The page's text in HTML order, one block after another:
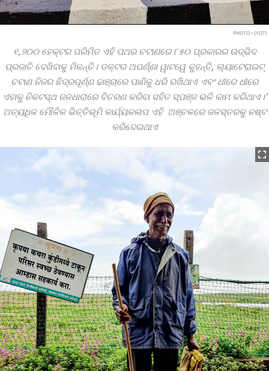
PHOTO • JYOTI
୧,୬୦୦ ହେକ୍ଟର ପରିମିତ ଏହି ପଥର ଚଟାଣରେ ୮୫୦ ପ୍ରକାରର ଉଦ୍ଭିଦ
ପ୍ରଜାତି ଦେଖିବାକୁ ମିଳନ୍ତି। ଡକ୍ଟର ଅପର୍ଣ୍ଣା ୱାଟୱେ କୁହନ୍ତି, ଲ୍ୟାଟେରାଇଟ୍‌
ଚଟାଣ ନିଜର ଛିଦ୍ରପୂର୍ଣ୍ଣ ଢାଞ୍ଚାରେ ପାଣିକୁ ଧରି ରଖିଥାଏ ଏବଂ ଧୀରେ ଧୀରେ
ଏହାକୁ ନିକଟସ୍ଥ ଜଳଧାରାରେ ବିତରଣ କରିବା ସହିତ ସ୍ପଞ୍ଜ ଭଳି କାମ କରିଥାଏ।’
ଅତ୍ୟଧିକ ମୌଳିକ ଭିତ୍ତିଭୂମି କାର୍ଯ୍ୟକଳାପ ଏହି ଅଞ୍ଚଳରେ ଜଳସ୍ତରକୁ ନଷ୍ଟ
କରିଦେଇଥାଏ